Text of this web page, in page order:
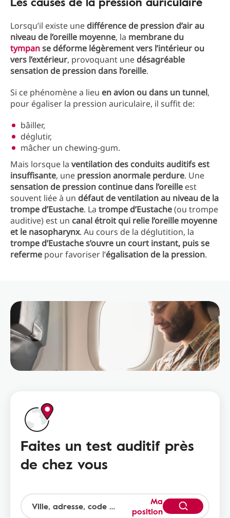
Lorsqu’il existe une différence de pression d’air au
niveau de l’oreille moyenne, la membrane du
tympanse déforme légèrement vers l’intérieur ou
vers l’extérieur, provoquant une désagréable
sensation de pression dans l’oreille.
Si ce phénomène a lieu en avion ou dans un tunnel,
pour égaliser la pression auriculaire, il suffit de:
bâiller,
déglutir,
mâcher un chewing-gum.
Mais lorsque la ventilation des conduits auditifs est
insuffisante, une pression anormale perdure. Une
sensation de pression continue dans l’oreille est
souvent liée à un défaut de ventilation au niveau de la
trompe d’Eustache. La trompe d’Eustache(ou trompe
auditive) est un canal étroit qui relie l’oreille moyenne
et le nasopharynx. Au cours de la déglutition, la
trompe d’Eustache s’ouvre un court instant, puis se
referme pour favoriser l’égalisation de la pression.
Faites un test auditif près
de chez vous
Ma
position